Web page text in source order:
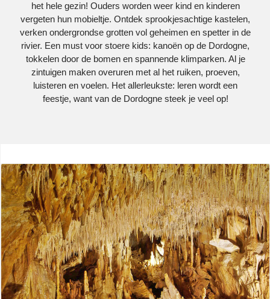
het hele gezin! Ouders worden weer kind en kinderen
vergeten hun mobieltje. Ontdek sprookjesachtige kastelen,
verken ondergrondse grotten vol geheimen en spetter in de
rivier. Een must voor stoere kids: kanoën op de Dordogne,
tokkelen door de bomen en spannende klimparken. Al je
zintuigen maken overuren met al het ruiken, proeven,
luisteren en voelen. Het allerleukste: leren wordt een
feestje, want van de Dordogne steek je veel op!